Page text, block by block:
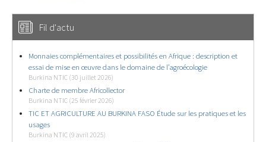
Fil d'actu
Monnaies complémentaires et possibilités en Afrique : description et
essai de mise en œuvre dans le domaine de l’agroécologie
Burkina NTIC (30 juillet 2026)
Charte de membre Africollector
Burkina NTIC (25 février 2026)
TIC ET AGRICULTURE AU BURKINA FASO Étude sur les pratiques et les
usages
Burkina NTIC (9 avril 2025)